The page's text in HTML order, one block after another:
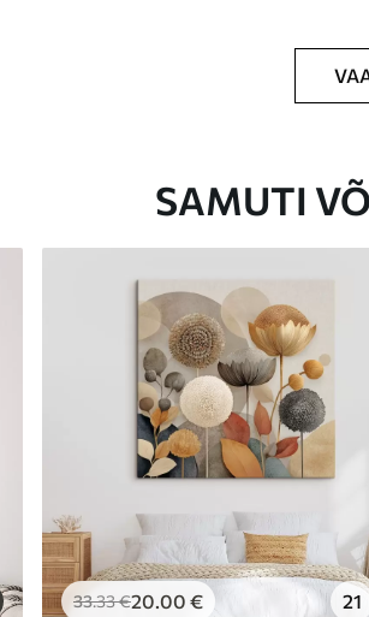
SAMUTI
33.33€20.00 € 21